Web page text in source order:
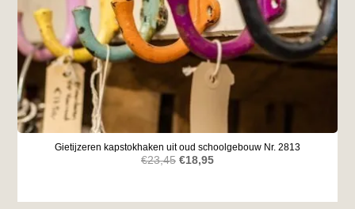
Gietijzeren kapstokhaken uit oud schoolgebouw Nr. 2813
€23,45 Oorspronkelijke
was:
€18,95Huidige
is: